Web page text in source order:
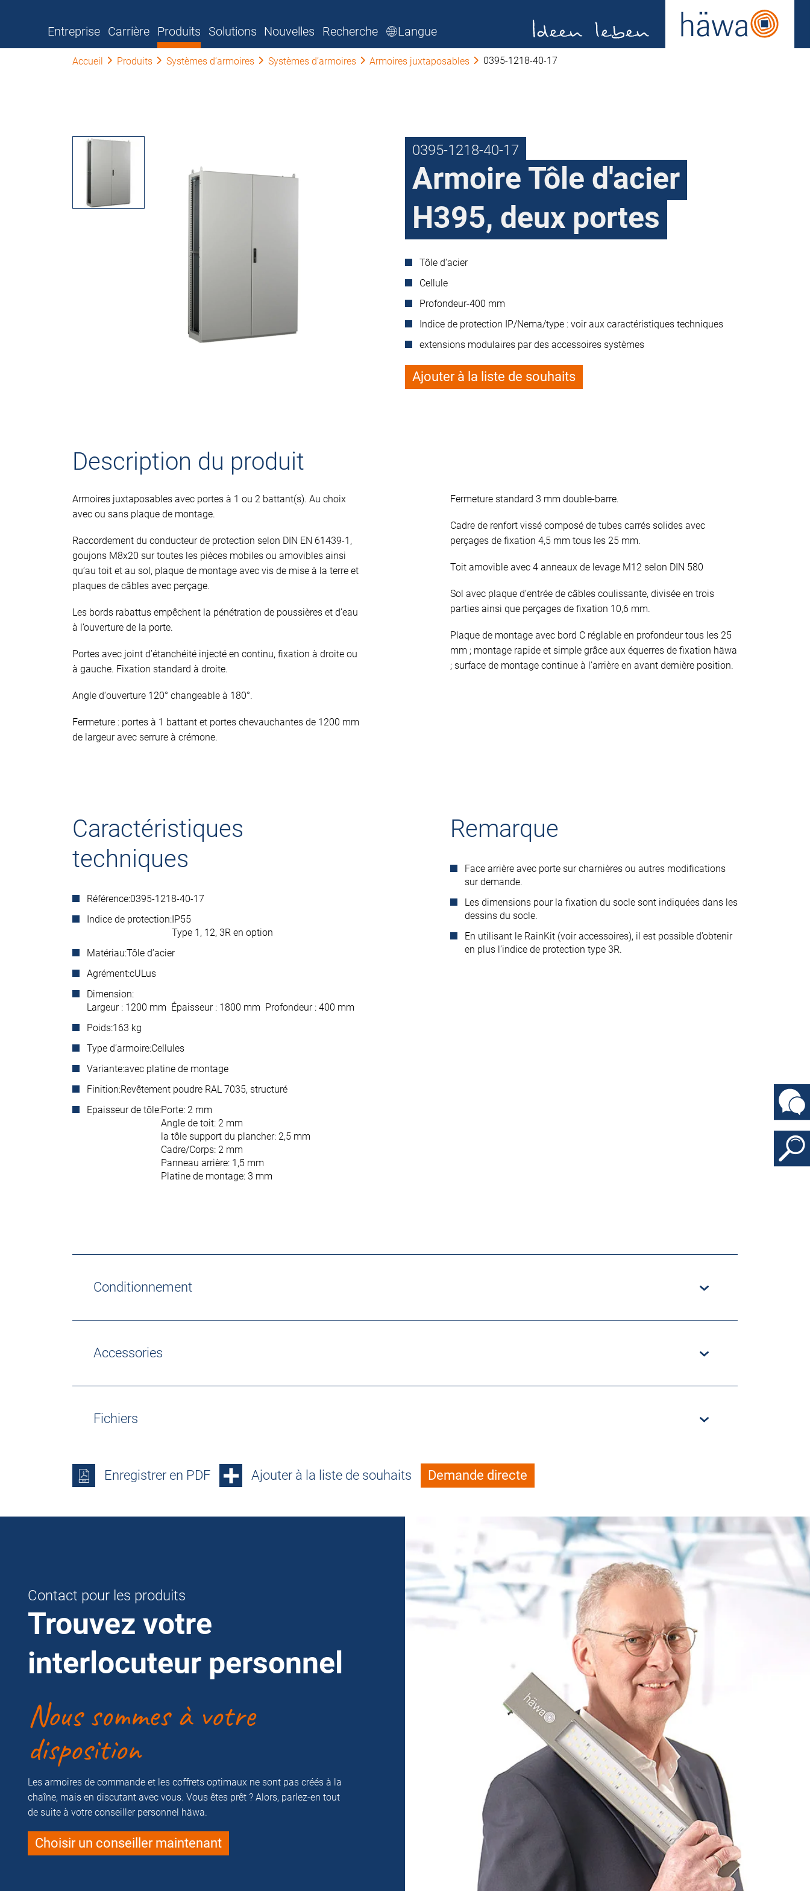
Entreprise Carrière Produits Solutions Nouvelles Recherche Langue
Accueil Produits Systèmes d’armoires Systèmes d’armoires Armoires juxtaposables 0395-1218-40-17
0395-1218-40-17
Armoire Tôle d'acier
H395, deux portes
Tôle d‘acier
Cellule
Profondeur-400 mm
Indice de protection IP/Nema/type : voir aux caractéristiques techniques
extensions modulaires par des accessoires systèmes
Ajouter à la liste de souhaits
Description du produit
Armoires juxtaposables avec portes à 1 ou 2 battant(s). Au choix
avec ou sans plaque de montage.
Raccordement du conducteur de protection selon DIN EN 61439-1,
goujons M8x20 sur toutes les pièces mobiles ou amovibles ainsi
qu’au toit et au sol, plaque de montage avec vis de mise à la terre et
plaques de câbles avec perçage.
Les bords rabattus empêchent la pénétration de poussières et d’eau
à l’ouverture de la porte.
Portes avec joint d’étanchéité injecté en continu, fixation à droite ou
à gauche. Fixation standard à droite.
Angle d‘ouverture 120° changeable à 180°.
Fermeture : portes à 1 battant et portes chevauchantes de 1200 mm
de largeur avec serrure à crémone.
Fermeture standard 3 mm double-barre.
Cadre de renfort vissé composé de tubes carrés solides avec
perçages de fixation 4,5 mm tous les 25 mm.
Toit amovible avec 4 anneaux de levage M12 selon DIN 580
Sol avec plaque d’entrée de câbles coulissante, divisée en trois
parties ainsi que perçages de fixation 10,6 mm.
Plaque de montage avec bord C réglable en profondeur tous les 25
mm ; montage rapide et simple grâce aux équerres de fixation häwa
; surface de montage continue à l’arrière en avant dernière position.
Caractéristiques
techniques
Référence:0395-1218-40-17
Indice de protection:IP55
Type 1, 12, 3R en option
Matériau:Tôle d’acier
Agrément:cULus
Dimension:
Largeur : 1200 mm Épaisseur : 1800 mm Profondeur : 400 mm
Poids:163 kg
Type d’armoire:Cellules
Variante:avec platine de montage
Finition:Revêtement poudre RAL 7035, structuré
Epaisseur de tôle:Porte: 2 mm
Angle de toit: 2 mm
la tôle support du plancher: 2,5 mm
Cadre/Corps: 2 mm
Panneau arrière: 1,5 mm
Platine de montage: 3 mm
Remarque
Face arrière avec porte sur charnières ou autres modifications
sur demande.
Les dimensions pour la fixation du socle sont indiquées dans les
dessins du socle.
En utilisant le RainKit (voir accessoires), il est possible d’obtenir
en plus l’indice de protection type 3R.
Conditionnement
Accessories
Fichiers
Enregistrer en PDF Ajouter à la liste de souhaits Demande directe
Contact pour les produits
Trouvez votre
interlocuteur personnel
Nous sommes à votre
disposition
Les armoires de commande et les coffrets optimaux ne sont pas créés à la
chaîne, mais en discutant avec vous. Vous êtes prêt ? Alors, parlez-en tout
de suite à votre conseiller personnel häwa.
Choisir un conseiller maintenant